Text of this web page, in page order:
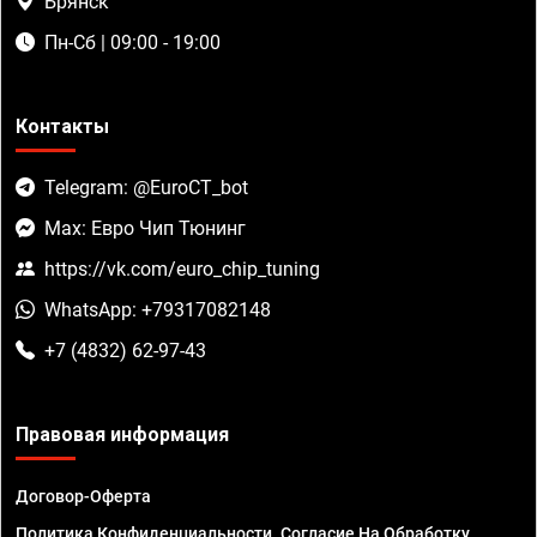
Пн-Сб | 09:00 - 19:00
Контакты
Telegram: @EuroCT_bot
Max: Евро Чип Тюнинг
https://vk.com/euro_chip_tuning
WhatsApp: +79317082148
+7 (4832) 62-97-43
Правовая информация
Договор-Оферта